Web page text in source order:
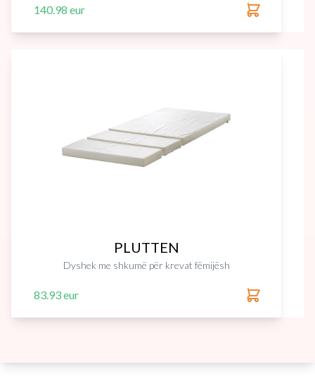
140.98 eur
PLUTTEN
Dyshek me shkumë për krevat fëmijësh
83.93 eur